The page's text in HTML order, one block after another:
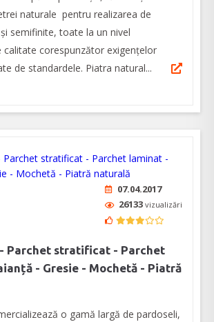
naturale pentru realizarea de
semifinite, toate la un nivel
corespunzător exigențelor
de standardele. Piatra natural...
07.04.2017
26133 vizualizări
Parchet stratificat - Parchet
- Gresie - Mochetă - Piatră
o gamă largă de pardoseli,